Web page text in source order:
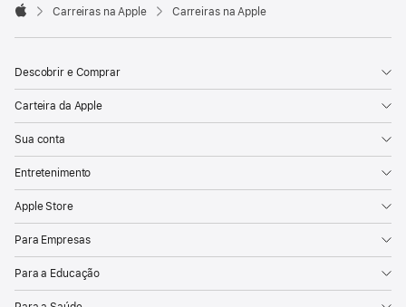

Carreiras na Apple Carreiras na Apple
Descobrir e Comprar
Carteira da Apple
Sua conta
Entretenimento
Apple Store
Para Empresas
Para a Educação